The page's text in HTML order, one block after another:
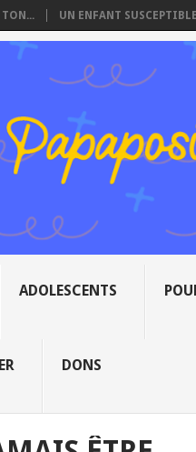
UN ENFANT
ADOLESCENTS
DONS